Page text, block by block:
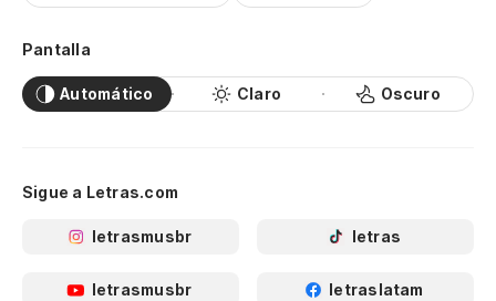
Pantalla
Automático Claro Oscuro
Sigue a Letras.com
letrasmusbr letras
letrasmusbr letraslatam